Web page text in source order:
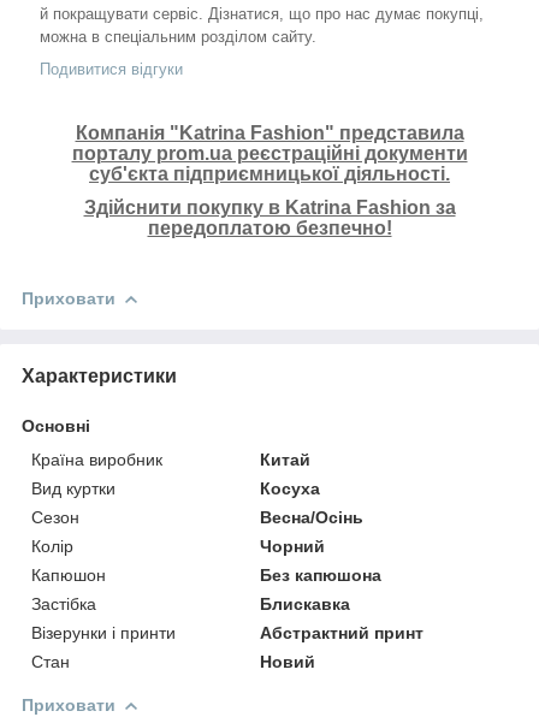
й покращувати сервіс. Дізнатися, що про нас думає покупці,
можна в спеціальним розділом сайту.
Подивитися відгуки
Компанія "Katrina Fashion" представила
порталу prom.ua реєстраційні документи
суб'єкта підприємницької діяльності.
Здійснити покупку в Katrina Fashion за
передоплатою безпечно!
Приховати
Характеристики
Основні
Країна виробник
Китай
Вид куртки
Косуха
Сезон
Весна/Осінь
Колір
Чорний
Капюшон
Без капюшона
Застібка
Блискавка
Візерунки і принти
Абстрактний принт
Стан
Новий
Приховати